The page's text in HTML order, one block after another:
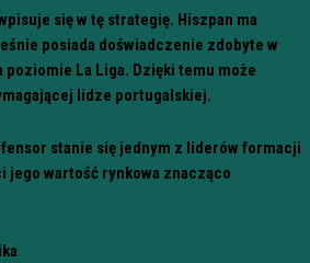
się w tę strategię. Hiszpan ma
posiada doświadczenie zdobyte w
poziomie La Liga. Dzięki temu może
lidze portugalskiej.
stanie się jednym z liderów formacji
jego wartość rynkowa znacząco